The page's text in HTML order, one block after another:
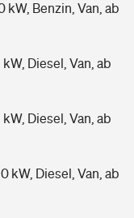
kW, Benzin, Van, ab
kW, Diesel, Van, ab
kW, Diesel, Van, ab
kW, Diesel, Van, ab